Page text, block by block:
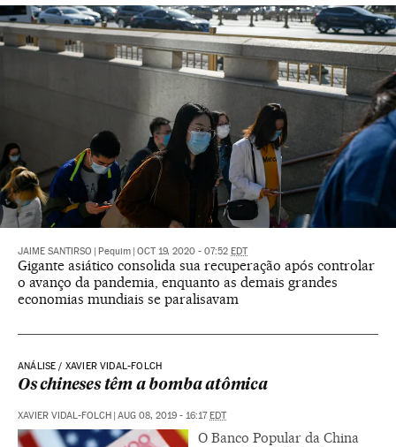
JAIME SANTIRSO Pequim OCT 19, 2020 - 07:52 EDT
Gigante asiático consolida sua recuperação após controlar
o avanço da pandemia, enquanto as demais grandes
economias mundiais se paralisavam
ANÁLISE / XAVIER VIDAL-FOLCH
Os chineses têm a bomba atômica
XAVIER VIDAL-FOLCH AUG 08, 2019 - 16:17 EDT
O Banco Popular da China